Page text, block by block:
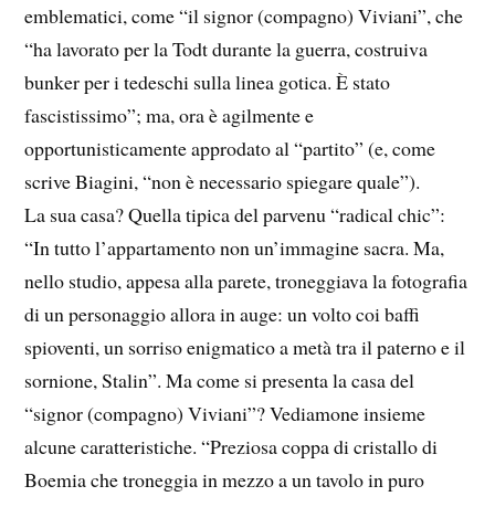
emblematici, come “il signor (compagno) Viviani”, che
“ha lavorato per la Todt durante la guerra, costruiva
bunker per i tedeschi sulla linea gotica. È stato
fascistissimo”; ma, ora è agilmente e
opportunisticamente approdato al “partito” (e, come
scrive Biagini, “non è necessario spiegare quale”).
La sua casa? Quella tipica del parvenu “radical chic”:
“In tutto l’appartamento non un’immagine sacra. Ma,
nello studio, appesa alla parete, troneggiava la fotografia
di un personaggio allora in auge: un volto coi baffi
spioventi, un sorriso enigmatico a metà tra il paterno e il
sornione, Stalin”. Ma come si presenta la casa del
“signor (compagno) Viviani”? Vediamone insieme
alcune caratteristiche. “Preziosa coppa di cristallo di
Boemia che troneggia in mezzo a un tavolo in puro